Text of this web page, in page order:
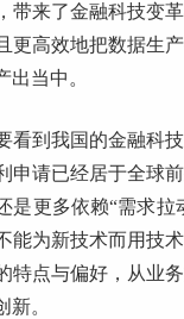
带来了金融科技变
更高效地把数据生
出当中。
看到我国的金融科
申请已经居于全球
是更多依赖“需求拉
能为新技术而用技
特点与偏好，从业
。